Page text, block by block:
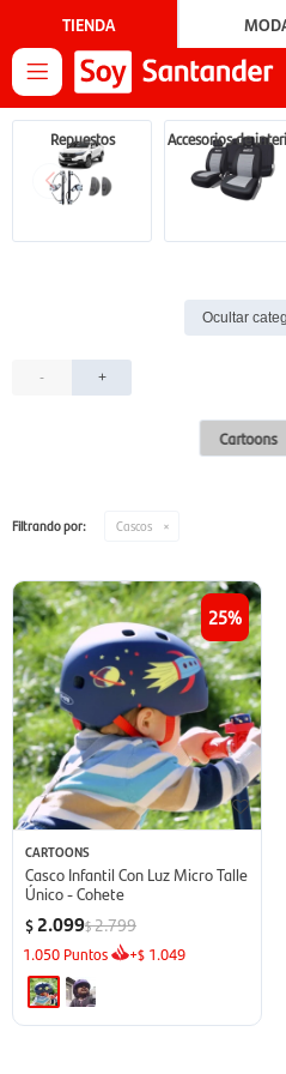
TIENDA

Repuestos Accesorios de
Ocultar
- +
Cartoons
Filtrando por: Cascos
25
CARTOONS
Casco Infantil Con Luz Micro Talle
Único - Cohete
$ 2.099$2.799
1.050 Puntos +$ 1.049